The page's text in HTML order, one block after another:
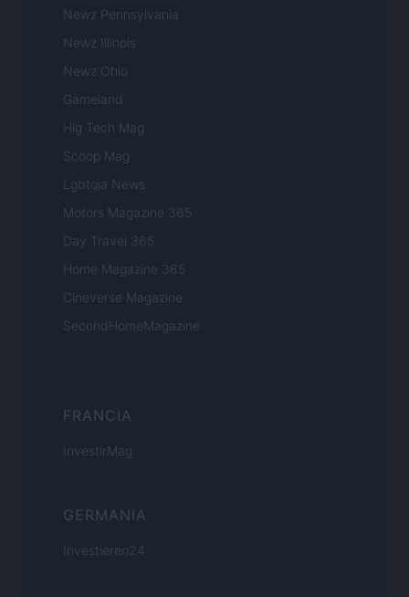
Newz Pennsylvania
Newz Illinois
Newz Ohio
Gameland
Hig Tech Mag
Scoop Mag
Lgbtqia News
Motors Magazine 365
Day Travel 365
Home Magazine 365
Cineverse Magazine
SecondHomeMagazine
FRANCIA
InvestirMag
GERMANIA
Investieren24